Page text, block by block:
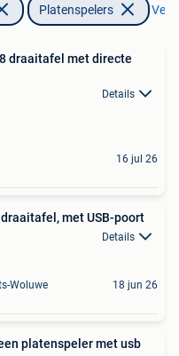
Platenspelers
draaitafel met directe
Details
16 jul 26
draaitafel, met USB-poort
Details
Woluwe 18 jun 26
platenspeler met usb